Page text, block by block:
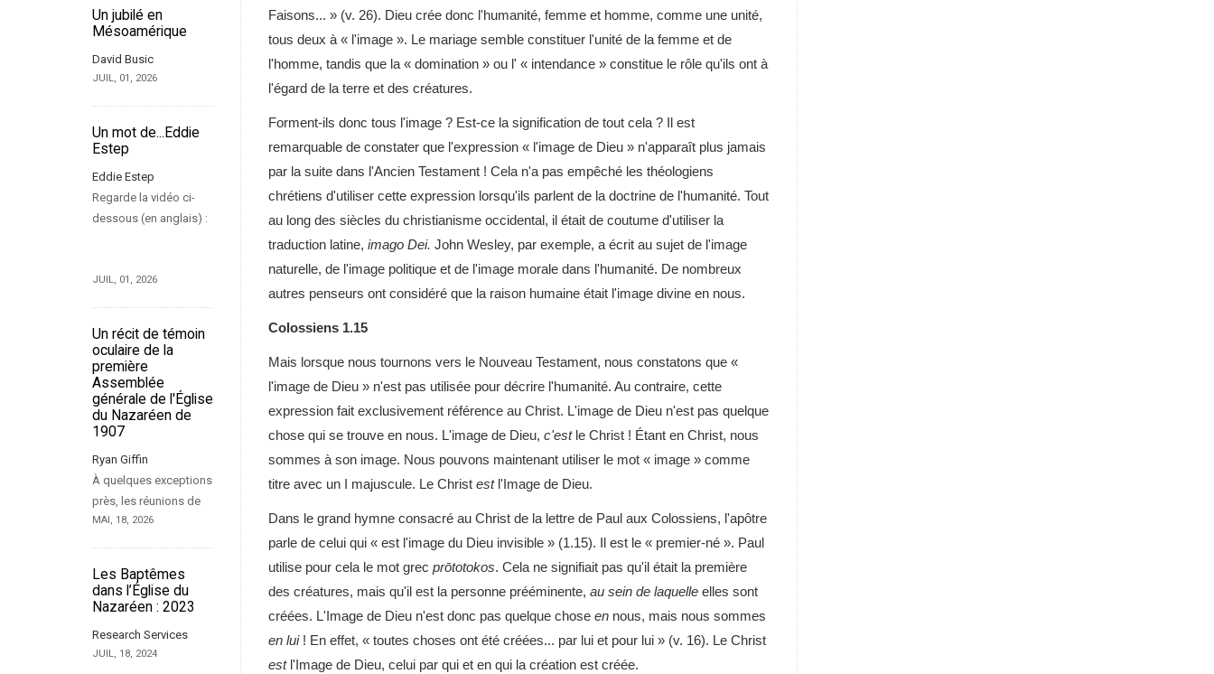
Un jubilé en
Mésoamérique
David Busic
JUIL, 01, 2026
Un mot de...Eddie
Estep
Eddie Estep
Regarde la vidéo ci-
dessous (en anglais) :
JUIL, 01, 2026
Un récit de témoin
oculaire de la
première
Assemblée
générale de l'Église
du Nazaréen de
1907
Ryan Giffin
À quelques exceptions
près, les réunions de
MAI, 18, 2026
Les Baptêmes
dans l’Église du
Nazaréen : 2023
Research Services
JUIL, 18, 2024
Faisons... » (v. 26). Dieu crée donc l'humanité, femme et homme, comme une unité,
tous deux à « l'image ». Le mariage semble constituer l'unité de la femme et de
l'homme, tandis que la « domination » ou l' « intendance » constitue le rôle qu'ils ont à
l'égard de la terre et des créatures.
Forment-ils donc tous l'image ? Est-ce la signification de tout cela ? Il est
remarquable de constater que l'expression « l'image de Dieu » n'apparaît plus jamais
par la suite dans l'Ancien Testament ! Cela n'a pas empêché les théologiens
chrétiens d'utiliser cette expression lorsqu'ils parlent de la doctrine de l'humanité. Tout
au long des siècles du christianisme occidental, il était de coutume d'utiliser la
traduction latine, imago Dei. John Wesley, par exemple, a écrit au sujet de l'image
naturelle, de l'image politique et de l'image morale dans l'humanité. De nombreux
autres penseurs ont considéré que la raison humaine était l'image divine en nous.
Colossiens 1.15
Mais lorsque nous tournons vers le Nouveau Testament, nous constatons que «
l'image de Dieu » n'est pas utilisée pour décrire l'humanité. Au contraire, cette
expression fait exclusivement référence au Christ. L'image de Dieu n'est pas quelque
chose qui se trouve en nous. L'image de Dieu, c'estle Christ ! Étant en Christ, nous
sommes à son image. Nous pouvons maintenant utiliser le mot « image » comme
titre avec un I majuscule. Le Christ estl'Image de Dieu.
Dans le grand hymne consacré au Christ de la lettre de Paul aux Colossiens, l'apôtre
parle de celui qui « est l'image du Dieu invisible » (1.15). Il est le « premier-né ». Paul
utilise pour cela le mot grec prōtotokos. Cela ne signifiait pas qu'il était la première
des créatures, mais qu'il est la personne prééminente, au sein de laquelle elles sont
créées. L'Image de Dieu n'est donc pas quelque chose en nous, mais nous sommes
en lui! En effet, « toutes choses ont été créées... par lui et pour lui » (v. 16). Le Christ
est l'Image de Dieu, celui par qui et en qui la création est créée.